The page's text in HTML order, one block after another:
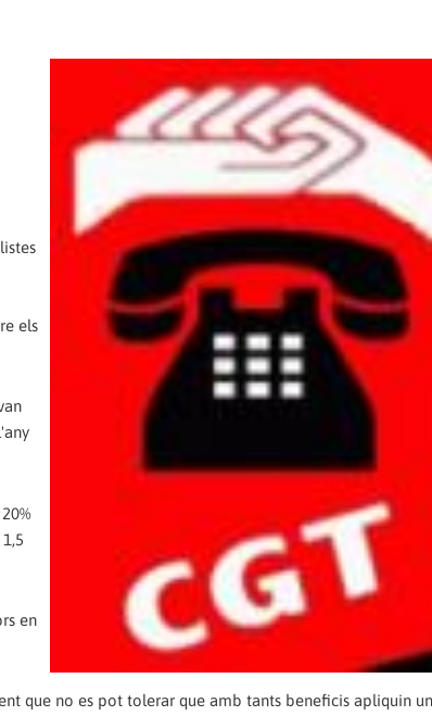
els
en
que no es pot tolerar que amb tants beneficis apliquin un